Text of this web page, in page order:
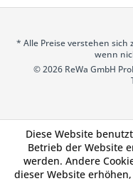
* Alle Preise verstehen
wenn
© 2026 ReWa GmbH
Diese Website
Betrieb der Website
werden. Andere
dieser Website